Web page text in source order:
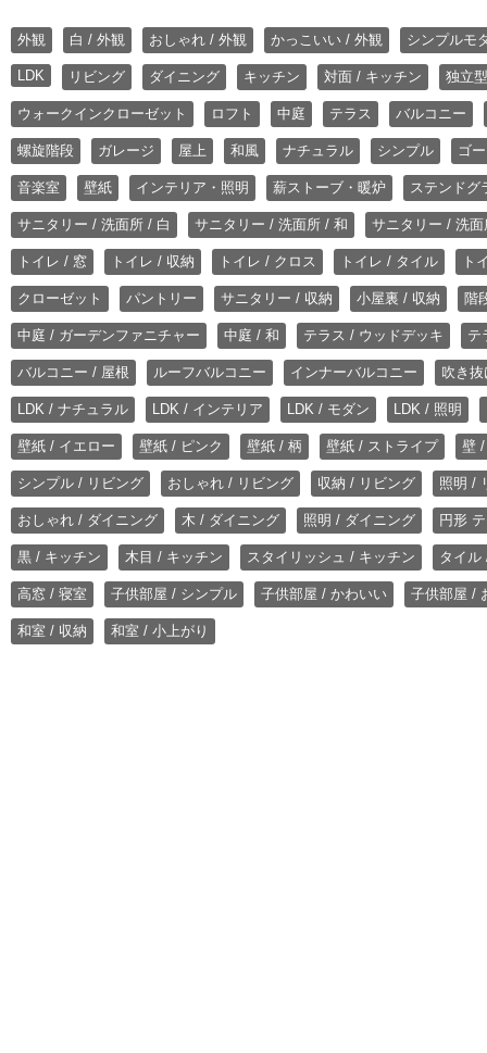
外観 白 / 外観 おしゃれ / 外観 かっこいい / 外観 シンプルモ
LDK リビング ダイニング キッチン 対面 / キッチン 独立
ウォークインクローゼット ロフト 中庭 テラス バルコニー
螺旋階段 ガレージ 屋上 和風 ナチュラル シンプル ゴ
音楽室 壁紙 インテリア・照明 薪ストーブ・暖炉 ステンドグ
サニタリー / 洗面所 / 白 サニタリー / 洗面所 / 和 サニタリー / 洗
トイレ / 窓 トイレ / 収納 トイレ / クロス トイレ / タイル ト
クローゼット パントリー サニタリー / 収納 小屋裏 / 収納 階
中庭 / ガーデンファニチャー 中庭 / 和 テラス / ウッドデッキ テ
バルコニー / 屋根 ルーフバルコニー インナーバルコニー 吹き
LDK / ナチュラル LDK / インテリア LDK / モダン LDK / 照明
壁紙 / イエロー 壁紙 / ピンク 壁紙 / 柄 壁紙 / ストライプ 壁
シンプル / リビング おしゃれ / リビング 収納 / リビング 照明 /
おしゃれ / ダイニング 木 / ダイニング 照明 / ダイニング 円形
黒 / キッチン 木目 / キッチン スタイリッシュ / キッチン タイル
高窓 / 寝室 子供部屋 / シンプル 子供部屋 / かわいい 子供部屋 /
和室 / 収納 和室 / 小上がり